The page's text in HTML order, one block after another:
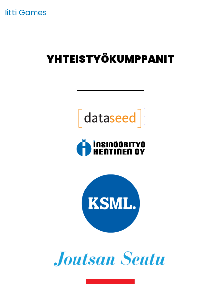
Iitti Games
YHTEISTYÖKUMPPANIT